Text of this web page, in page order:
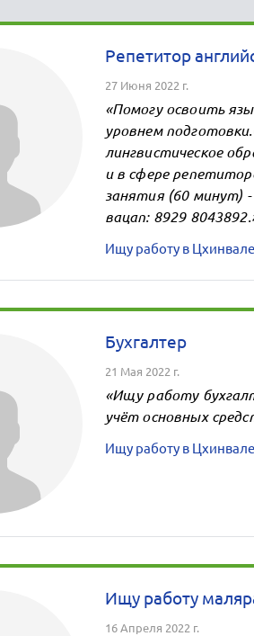
Репетитор
27 Июня 2022 г.
«Помогу освоить
уровнем
лингвистическое
и в сфере
занятия (60 минут)
вацап: 8929
Ищу работу в
Бухгалтер
21 Мая 2022 г.
«Ищу работу
учёт основных
Ищу работу в
Ищу работу
16 Апреля 2022 г.